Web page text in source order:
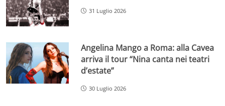
31 Luglio 2026
Angelina Mango a Roma: alla Cavea
arriva il tour “Nina canta nei teatri
d’estate”
30 Luglio 2026